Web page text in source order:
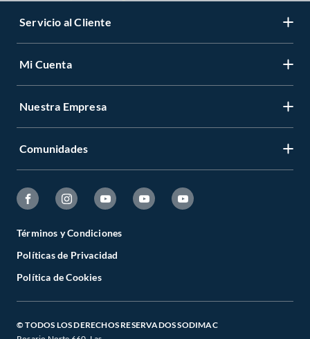
Servicio al Cliente
Mi Cuenta
Nuestra Empresa
Comunidades
Términos y Condiciones
Políticas de Privacidad
Política de Cookies
© TODOS LOS DERECHOS RESERVADOS SODIMAC